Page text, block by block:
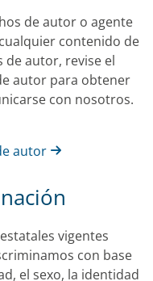
de autor o agente
contenido de
de autor, revise el
autor para obtener
con nosotros.
autor
vigentes
con base
el sexo, la identidad